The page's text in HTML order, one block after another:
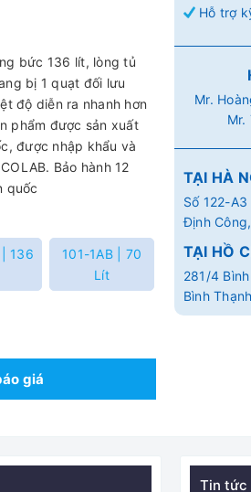
bức 136 lít, lòng tủ
bị 1 quạt đối lưu
độ diễn ra nhanh hơn
phẩm được sản xuất
được nhập khẩu và
Bảo hành 12
quốc
| 136
101-1AB | 70
Lít
giá
Hỗ trợ
Mr.
Mr.
TẠI HÀ
Số 122-
Định
TẠI HỒ
281/4
Bình
Tin tức